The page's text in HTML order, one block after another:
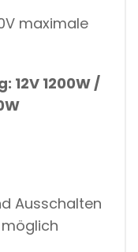
maximale
12V 1200W /
Ausschalten